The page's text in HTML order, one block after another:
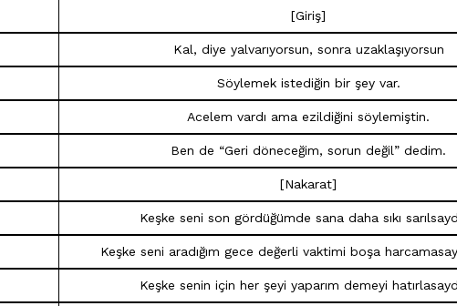
[Giriş]
Kal, diye yalvarıyorsun, sonra uzaklaşıyorsun
Söylemek istediğin bir şey var.
Acelem vardı ama ezildiğini söylemiştin.
Ben de “Geri döneceğim, sorun değil” dedim.
[Nakarat]
Keşke seni son gördüğümde sana daha sıkı
Keşke seni aradığım gece değerli vaktimi boşa
Keşke senin için her şeyi yaparım demeyi